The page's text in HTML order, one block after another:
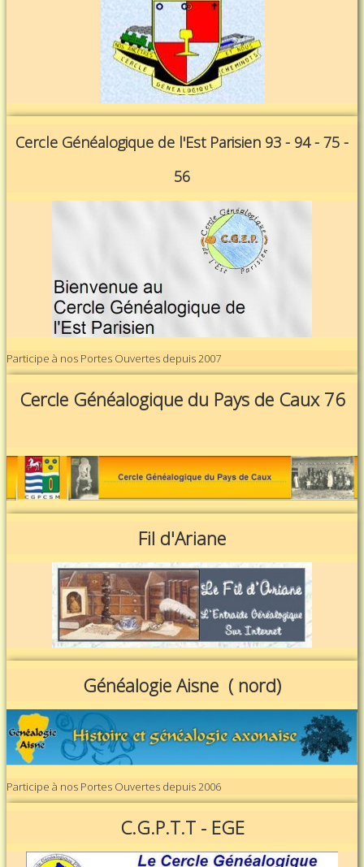
Cercle Généalogique de l'Est Parisien 93 - 94 - 75 -
56
Participe à nos Portes Ouvertes depuis 2007
Cercle Généalogique du Pays de Caux 76
Fil d'Ariane
Généalogie Aisne ( nord)
Participe à nos Portes Ouvertes depuis 2006
C.G.P.T.T - EGE